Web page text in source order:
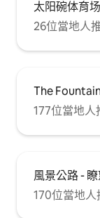
太阳碗体育场
26位當地人
The
177位當地人
風景公路 -
170位當地人